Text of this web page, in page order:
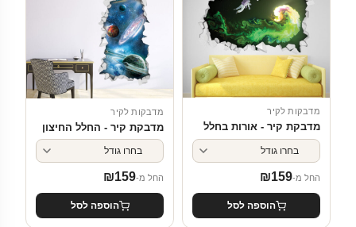
מדבקות לקיר
מדבקת קיר - אורות בחלל
החל מ- ₪159
הוספה לסל
מדבקות לקיר
מדבקת קיר - החלל החיצון
החל מ- ₪159
הוספה לסל